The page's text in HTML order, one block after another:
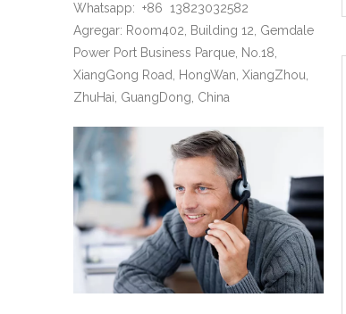
Whatsapp: +86 13823032582
Agregar: Room402, Building 12, Gemdale
Power Port Business Parque, No.18,
XiangGong Road, HongWan, XiangZhou,
ZhuHai, GuangDong, China